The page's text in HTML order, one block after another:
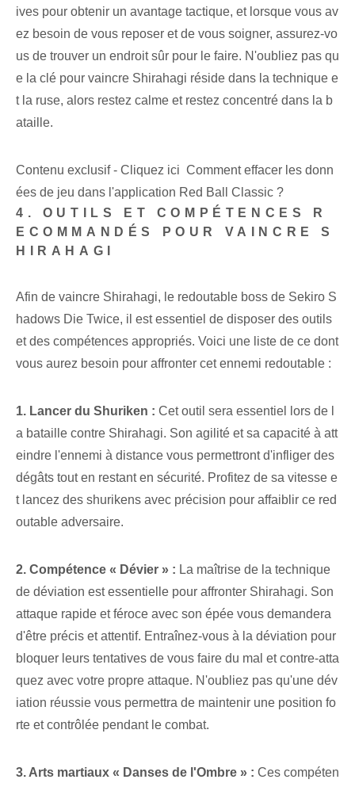
ives pour obtenir un avantage tactique, et lorsque vous av
ez besoin de vous reposer et de vous soigner, assurez-vo
us de trouver un endroit sûr pour le faire. N'oubliez pas qu
e la clé pour vaincre Shirahagi réside dans la technique e
t la ruse, alors restez calme et restez concentré dans la b
ataille.
Contenu exclusif - Cliquez ici Comment effacer les donn
ées de jeu dans l'application Red Ball Classic ?
4. OUTILS ET COMPÉTENCES R
ECOMMANDÉS POUR VAINCRE S
HIRAHAGI
Afin de vaincre Shirahagi, le redoutable boss de Sekiro S
hadows Die Twice, il est essentiel de disposer des outils
et des compétences appropriés. Voici une liste de ce dont
vous aurez besoin pour affronter cet ennemi redoutable :
1. Lancer du Shuriken : Cet outil sera essentiel lors de l
a bataille contre Shirahagi. Son agilité et sa capacité à att
eindre l'ennemi à distance vous permettront d'infliger des
dégâts tout en restant en sécurité. Profitez de sa vitesse e
t lancez des shurikens avec précision pour affaiblir ce red
outable adversaire.
2. Compétence « Dévier » : La maîtrise de la technique
de déviation est essentielle pour affronter Shirahagi. Son
attaque rapide et féroce avec son épée vous demandera
d'être précis et attentif. Entraînez-vous à la déviation pour
bloquer leurs tentatives de vous faire du mal et contre-atta
quez avec votre propre attaque. N'oubliez pas qu'une dév
iation réussie vous permettra de maintenir une position fo
rte et contrôlée pendant le combat.
3. Arts martiaux « Danses de l'Ombre » : Ces compéten